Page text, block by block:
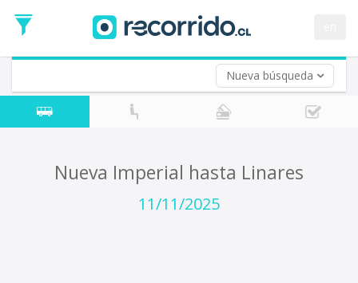
Nueva búsqueda
de
Ida
Vuelta (opcional)
Fecha
de
Nueva Imperial hasta Linares
11/11/2025